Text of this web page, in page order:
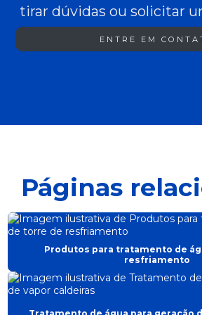
tirar dúvidas ou solicitar
ENTRE EM
Páginas
Produtos para tratamento de
resfriamento